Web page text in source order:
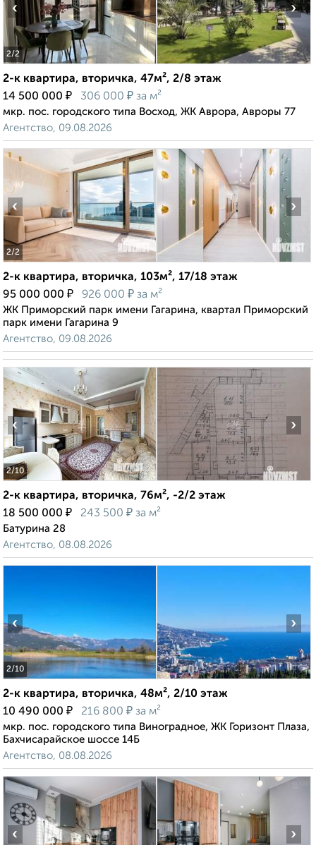
2/2
‹ ›
2-к квартира, вторичка, 47м², 2/8 этаж
14 500 000 ₽ 306 000 ₽ за м²
мкр. пос. городского типа Восход, ЖК Аврора, Авроры 77
Агентство, 09.08.2026
2/2
‹ ›
2-к квартира, вторичка, 103м², 17/18 этаж
95 000 000 ₽ 926 000 ₽ за м²
ЖК Приморский парк имени Гагарина, квартал Приморский
парк имени Гагарина 9
Агентство, 09.08.2026
2/10
‹ ›
2-к квартира, вторичка, 76м², -2/2 этаж
18 500 000 ₽ 243 500 ₽ за м²
Батурина 28
Агентство, 08.08.2026
2/10
‹ ›
2-к квартира, вторичка, 48м², 2/10 этаж
10 490 000 ₽ 216 800 ₽ за м²
мкр. пос. городского типа Виноградное, ЖК Горизонт Плаза,
Бахчисарайское шоссе 14Б
Агентство, 08.08.2026
‹ ›